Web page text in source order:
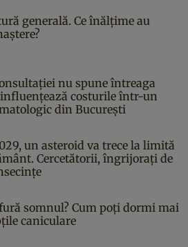
generală. Ce înălțime au
nu spune întreaga
influențează costurile într-un
din București
un asteroid va trece la limită
Cercetătorii, îngrijorați de
somnul? Cum poți dormi mai
caniculare